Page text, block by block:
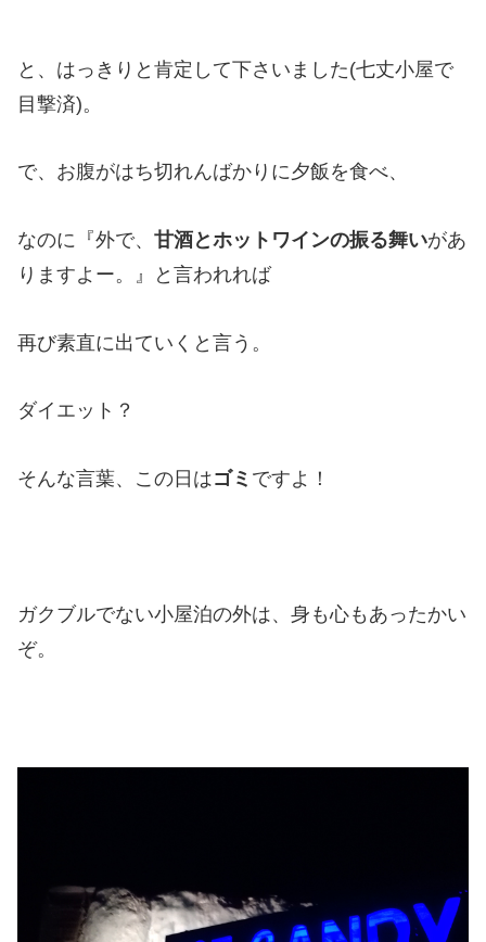
と、はっきりと肯定して下さいました(七丈小屋で
目撃済)。
で、お腹がはち切れんばかりに夕飯を食べ、
なのに『外で、 甘酒とホットワインの振る舞いがあ
りますよー。』と言われれば
再び素直に出ていくと言う。
ダイエット？
そんな言葉、この日はゴミ ですよ！
ガクブルでない小屋泊の外は、身も心もあったかい
ぞ。